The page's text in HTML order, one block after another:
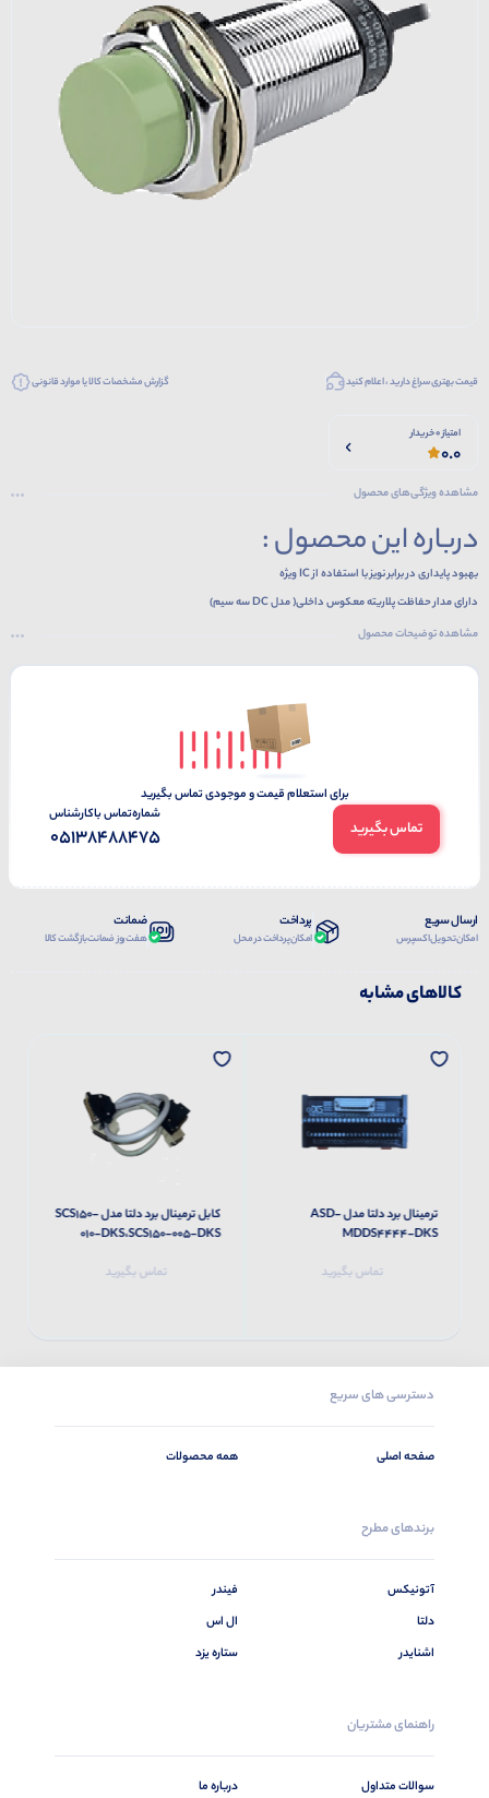
قیمت بهتری سراغ دارید ، اعلام کنید گزارش مشخصات کالا یا موارد قانونی
امتیاز 0 خریدار
0.0
مشاهده ویژگی‌های محصول
درباره این محصول :
بهبود پایداری در برابر نویز با استفاده از IC ویژه
دارای مدار حفاظت پلاریته معکوس داخلی( مدل DC سه سیم)
دارای مدار حفاظت در برابر موج های ضربه ای
جایگزین مناسب برای میکروسوئیچ ها و لیمیت سوئیچ ها
مشاهده توضیحات محصول
برای استعلام قیمت و موجودی تماس بگیرید
تماس بگیرید
شماره‌تماس‌ با‌کارشناس
05138488475
ارسال سریع
امکان تحویل اکسپرس
پرداخت
امکان پرداخت در محل
ضمانت
هفت روز ضمانت بازگشت کالا
کالاهای مشابه
ترمینال برد دلتا مدل ASD-
MDDS4444-DKS
تماس بگیرید
کابل ترمینال برد دلتا مدل SCS150-
010-DKS،SCS150-005-DKS
تماس بگیرید
دسترسی های سریع
صفحه اصلی همه محصولات
برندهای مطرح
آتونیکس
دلتا
اشنایدر
فیندر
ال اس
ستاره یزد
راهنمای مشتریان
سوالات متداول
درباره ما